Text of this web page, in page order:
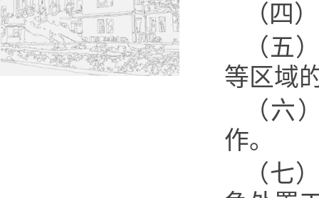
（四
（五
等区域
（六
作。
（七